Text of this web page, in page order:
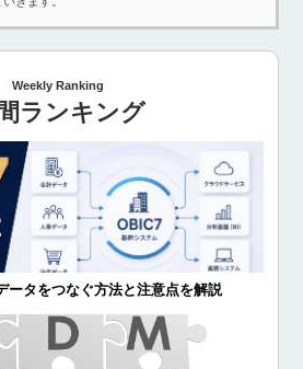
Weekly Ranking
ランキング
ータをつなぐ方法と注意点を解説